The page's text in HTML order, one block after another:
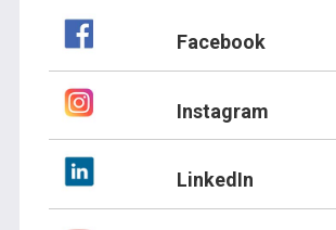
Facebook
Instagram
LinkedIn